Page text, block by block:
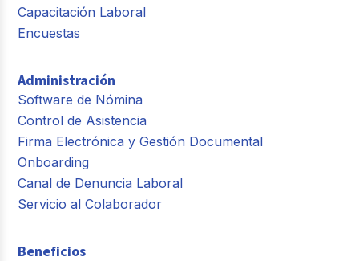
Capacitación Laboral
Encuestas
Administración
Software de Nómina
Control de Asistencia
Firma Electrónica y Gestión Documental
Onboarding
Canal de Denuncia Laboral
Servicio al Colaborador
Beneficios